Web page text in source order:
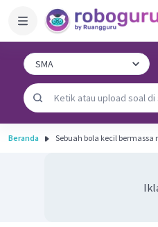
Beranda Sebuah bola kecil